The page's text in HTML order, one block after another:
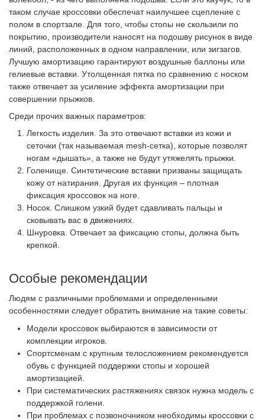
таком случае кроссовки обеспечат наилучшее сцепление с
полом в спортзале. Для того, чтобы стопы не скользили по
покрытию, производители наносят на подошву рисунок в виде
линий, расположенных в одном направлении, или зигзагов.
Лучшую амортизацию гарантируют воздушные баллоны или
гелиевые вставки. Утолщенная пятка по сравнению с носком
также отвечает за усиление эффекта амортизации при
совершении прыжков.
Среди прочих важных параметров:
Легкость изделия. За это отвечают вставки из кожи и
сеточки (так называемая mesh-сетка), которые позволят
ногам «дышать», а также не будут утяжелять прыжки.
Голенище. Синтетические вставки призваны защищать
кожу от натирания. Другая их функция – плотная
фиксация кроссовок на ноге.
Носок. Слишком узкий будет сдавливать пальцы и
сковывать вас в движениях.
Шнуровка. Отвечает за фиксацию стопы, должна быть
крепкой.
Особые рекомендации
Людям с различными проблемами и определенными
особенностями следует обратить внимание на такие советы:
Модели кроссовок выбираются в зависимости от
комплекции игроков.
Спортсменам с крупным телосложением рекомендуется
обувь с функцией поддержки стопы и хорошей
амортизацией.
При систематических растяжениях связок нужна модель с
поддержкой голени.
При проблемах с позвоночником необходимы кроссовки с